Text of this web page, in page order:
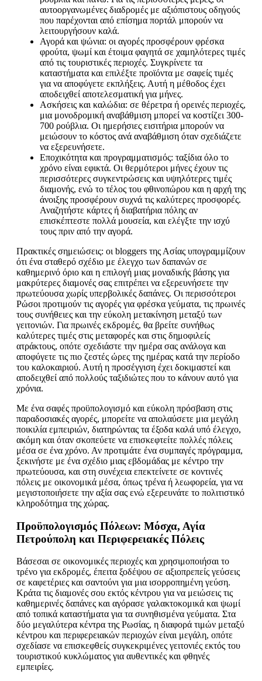
αυτοοργανωμένες διαδρομές με αξιόπιστους οδηγούς
που παρέχονται από επίσημα πορτάλ μπορούν να
λειτουργήσουν καλά.
Αγορά και ψώνια: οι αγορές προσφέρουν φρέσκα
φρούτα, ψωμί και έτοιμα φαγητά σε χαμηλότερες τιμές
από τις τουριστικές περιοχές. Συγκρίνετε τα
καταστήματα και επιλέξτε προϊόντα με σαφείς τιμές
για να αποφύγετε εκπλήξεις. Αυτή η μέθοδος έχει
αποδειχθεί αποτελεσματική για μήνες.
Ασκήσεις και καλώδια: σε θέρετρα ή ορεινές περιοχές,
μια μονοδρομική αναβάθμιση μπορεί να κοστίζει 300-
700 ρούβλια. Οι ημερήσιες εισιτήρια μπορούν να
μειώσουν το κόστος ανά αναβάθμιση όταν σχεδιάζετε
να εξερευνήσετε.
Εποχικότητα και προγραμματισμός: ταξίδια όλο το
χρόνο είναι εφικτά. Οι θερμότεροι μήνες έχουν τις
περισσότερες συγκεντρώσεις και υψηλότερες τιμές
διαμονής, ενώ το τέλος του φθινοπώρου και η αρχή της
άνοιξης προσφέρουν συχνά τις καλύτερες προσφορές.
Αναζητήστε κάρτες ή διαβατήρια πόλης αν
επισκέπτεστε πολλά μουσεία, και ελέγξτε την ισχύ
τους πριν από την αγορά.
Πρακτικές σημειώσεις: οι bloggers της Ασίας υπογραμμίζουν
ότι ένα σταθερό σχέδιο με έλεγχο των δαπανών σε
καθημερινό όριο και η επιλογή μιας μοναδικής βάσης για
μακρύτερες διαμονές σας επιτρέπει να εξερευνήσετε την
πρωτεύουσα χωρίς υπερβολικές δαπάνες. Οι περισσότεροι
Ρώσοι προτιμούν τις αγορές για φρέσκα γεύματα, τις πρωινές
τους συνήθειες και την εύκολη μετακίνηση μεταξύ των
γειτονιών. Για πρωινές εκδρομές, θα βρείτε συνήθως
καλύτερες τιμές στις μεταφορές και στις δημοφιλείς
ατράκτους, οπότε σχεδιάστε την ημέρα σας ανάλογα και
αποφύγετε τις πιο ζεστές ώρες της ημέρας κατά την περίοδο
του καλοκαιριού. Αυτή η προσέγγιση έχει δοκιμαστεί και
αποδειχθεί από πολλούς ταξιδιώτες που το κάνουν αυτό για
χρόνια.
Με ένα σαφές προϋπολογισμό και εύκολη πρόσβαση στις
παραδοσιακές αγορές, μπορείτε να απολαύσετε μια μεγάλη
ποικιλία εμπειριών, διατηρώντας τα έξοδα καλά υπό έλεγχο,
ακόμη και όταν σκοπεύετε να επισκεφτείτε πολλές πόλεις
μέσα σε ένα χρόνο. Αν προτιμάτε ένα συμπαγές πρόγραμμα,
ξεκινήστε με ένα σχέδιο μιας εβδομάδας με κέντρο την
πρωτεύουσα, και στη συνέχεια επεκτείνετε σε κοντινές
πόλεις με οικονομικά μέσα, όπως τρένα ή λεωφορεία, για να
μεγιστοποιήσετε την αξία σας ενώ εξερευνάτε το πολιτιστικό
κληροδότημα της χώρας.
Προϋπολογισμός Πόλεων: Μόσχα, Αγία
Πετρούπολη και Περιφερειακές Πόλεις
Βάσεσαι σε οικονομικές περιοχές και χρησιμοποιήσαι το
τρένο για εκδρομές, έπειτα ξοδέψου σε αξιοπρεπείς γεύσεις
σε καφετέριες και σαντούνι για μια ισορροπημένη γεύση.
Κράτα τις διαμονές σου εκτός κέντρου για να μειώσεις τις
καθημερινές δαπάνες και αγόρασε γαλακτοκομικά και ψωμί
από τοπικά καταστήματα για τα συνηθισμένα γεύματα. Στα
δύο μεγαλύτερα κέντρα της Ρωσίας, η διαφορά τιμών μεταξύ
κέντρου και περιφερειακών περιοχών είναι μεγάλη, οπότε
σχεδίασε να επισκεφθείς συγκεκριμένες γειτονιές εκτός του
τουριστικού κυκλώματος για αυθεντικές και φθηνές
εμπειρίες.